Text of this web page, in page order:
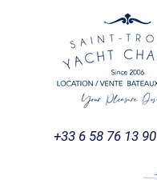
+33 6 58 76 13 90